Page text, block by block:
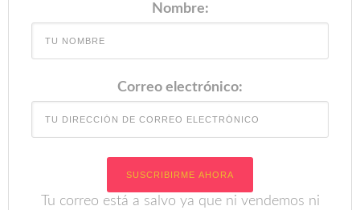
Nombre:
Correo electrónico:
Tu correo está a salvo ya que ni vendemos ni